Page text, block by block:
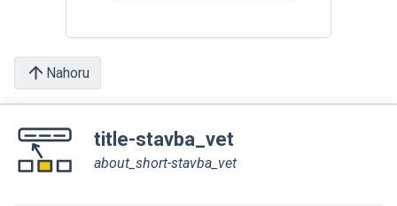
Nahoru
title-stavba_vet
about_short-stavba_vet